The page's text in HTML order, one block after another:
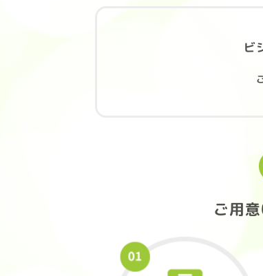
ビ
ご用